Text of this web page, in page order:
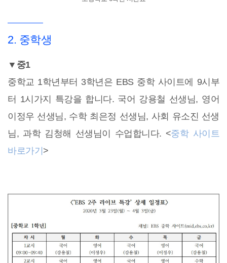
2. 중학생
▼중1
중학교 1학년부터 3학년은 EBS 중학 사이트에 9시부
터 1시가지 특강을 합니다. 국어 강용철 선생님, 영어
이정우 선생님, 수학 최은정 선생님, 사회 유소진 선생
님, 과학 김청해 선생님이 수업합니다. <중학 사이트
바로가기 >